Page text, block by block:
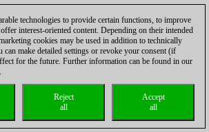
technologies to provide certain functions, to improve
interest-oriented content. Depending on their intended
cookies may be used in addition to technically
can make detailed settings or revoke your consent (if
for the future. Further information can be found in our
.
Accept
all
Reject
all